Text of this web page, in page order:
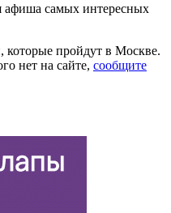
афиша самых интересных
которые пройдут в Москве.
нет на сайте, сообщите